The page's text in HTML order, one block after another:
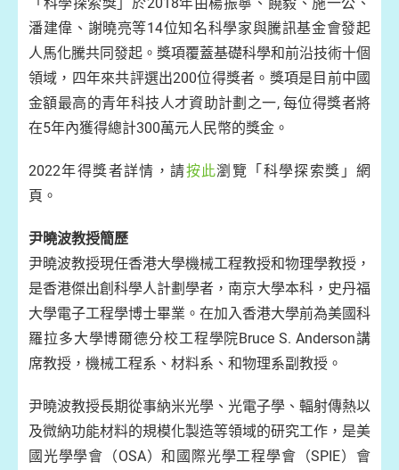
潘建偉、謝曉亮等14位知名科學家與騰訊基金會發起
人馬化騰共同發起。獎項覆蓋基礎科學和前沿技術十個
領域，四年來共評選出200位得獎者。獎項是目前中國
金額最高的青年科技人才資助計劃之一, 每位得獎者將
在5年內獲得總計300萬元人民幣的獎金。
2022年得獎者詳情，請按此瀏覽「科學探索獎」網
頁。
尹曉波教授簡歷
尹曉波教授現任香港大學機械工程教授和物理學教授，
是香港傑出創科學人計劃學者，南京大學本科，史丹福
大學電子工程學博士畢業。在加入香港大學前為美國科
羅拉多大學博爾德分校工程學院Bruce S. Anderson講
席教授，機械工程系、材料系、和物理系副教授。
尹曉波教授長期從事納米光學、光電子學、輻射傳熱以
及微納功能材料的規模化製造等領域的研究工作，是美
國光學學會（OSA）和國際光學工程學會（SPIE）會